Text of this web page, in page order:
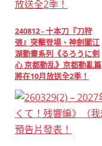
240812 - 十本刀『刀狩
張』突擊登場、神劍闖江
湖動畫系列《るろうに剣
心 京都動乱》京都動亂篇
將在10月放送全2季！